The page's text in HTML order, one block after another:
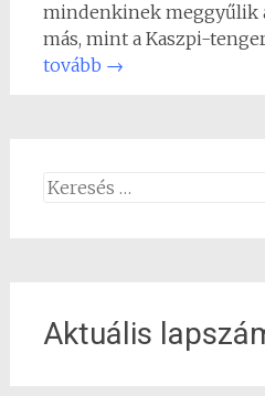
mindenkinek meggyűlik
más, mint a Kaszpi-
tovább →
Search
Aktuális